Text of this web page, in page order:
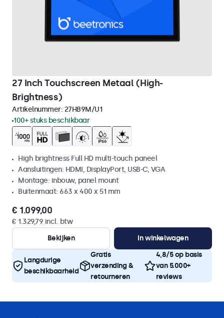
27 Inch Touchscreen Metaal (High-
Brightness)
Artikelnummer: 27HB9M/U1
100+ stuks beschikbaar
High brightness Full HD multi-touch paneel
Aansluitingen: HDMI, DisplayPort, USB-C, VGA
Montage: inbouw, panel mount
Buitenmaat: 663 x 400 x 51 mm
€ 1.099,00
€ 1.329,79 incl. btw
Bekijken
In winkelwagen
Langdurige
beschikbaarheid
Gratis
verzending &
retourneren
4,8/5 op basis
van 5.000+
reviews